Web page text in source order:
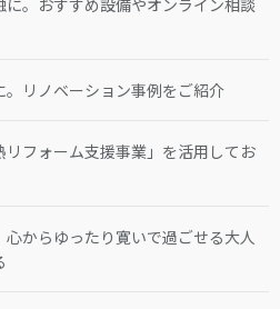
。リノベーション事例をご紹介
リフォーム支援事業」を活用してお
からゆったり寛いで過ごせる大人